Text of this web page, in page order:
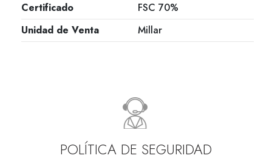
Certificado
FSC 70%
Unidad de Venta
Millar
POLÍTICA DE SEGURIDAD